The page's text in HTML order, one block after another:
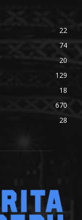
22
74
20
129
18
670
28